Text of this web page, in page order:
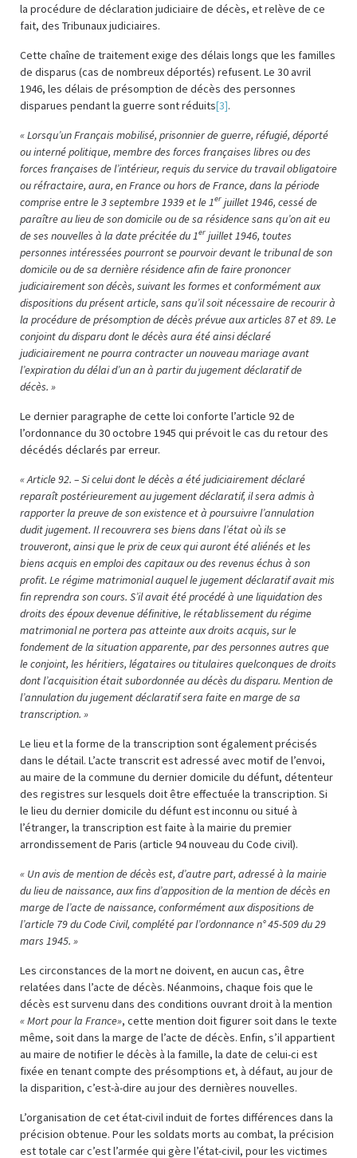
la procédure de déclaration judiciaire de décès, et relève de ce
fait, des Tribunaux judiciaires.
Cette chaîne de traitement exige des délais longs que les familles
de disparus (cas de nombreux déportés) refusent. Le 30 avril
1946, les délais de présomption de décès des personnes
disparues pendant la guerre sont réduits[3].
« Lorsqu’un Français mobilisé, prisonnier de guerre, réfugié, déporté
ou interné politique, membre des forces françaises libres ou des
forces françaises de l’intérieur, requis du service du travail obligatoire
ou réfractaire, aura, en France ou hors de France, dans la période
comprise entre le 3 septembre 1939 et le 1er juillet 1946, cessé de
paraître au lieu de son domicile ou de sa résidence sans qu’on ait eu
de ses nouvelles à la date précitée du 1er juillet 1946, toutes
personnes intéressées pourront se pourvoir devant le tribunal de son
domicile ou de sa dernière résidence afin de faire prononcer
judiciairement son décès, suivant les formes et conformément aux
dispositions du présent article, sans qu’il soit nécessaire de recourir à
la procédure de présomption de décès prévue aux articles 87 et 89. Le
conjoint du disparu dont le décès aura été ainsi déclaré
judiciairement ne pourra contracter un nouveau mariage avant
l’expiration du délai d’un an à partir du jugement déclaratif de
décès. »
Le dernier paragraphe de cette loi conforte l’article 92 de
l’ordonnance du 30 octobre 1945 qui prévoit le cas du retour des
décédés déclarés par erreur.
« Article 92. – Si celui dont le décès a été judiciairement déclaré
reparaît postérieurement au jugement déclaratif, il sera admis à
rapporter la preuve de son existence et à poursuivre l’annulation
dudit jugement. Il recouvrera ses biens dans l’état où ils se
trouveront, ainsi que le prix de ceux qui auront été aliénés et les
biens acquis en emploi des capitaux ou des revenus échus à son
profit. Le régime matrimonial auquel le jugement déclaratif avait mis
fin reprendra son cours. S’il avait été procédé à une liquidation des
droits des époux devenue définitive, le rétablissement du régime
matrimonial ne portera pas atteinte aux droits acquis, sur le
fondement de la situation apparente, par des personnes autres que
le conjoint, les héritiers, légataires ou titulaires quelconques de droits
dont l’acquisition était subordonnée au décès du disparu. Mention de
l’annulation du jugement déclaratif sera faite en marge de sa
transcription. »
Le lieu et la forme de la transcription sont également précisés
dans le détail. L’acte transcrit est adressé avec motif de l’envoi,
au maire de la commune du dernier domicile du défunt, détenteur
des registres sur lesquels doit être effectuée la transcription. Si
le lieu du dernier domicile du défunt est inconnu ou situé à
l’étranger, la transcription est faite à la mairie du premier
arrondissement de Paris (article 94 nouveau du Code civil).
« Un avis de mention de décès est, d’autre part, adressé à la mairie
du lieu de naissance, aux fins d’apposition de la mention de décès en
marge de l’acte de naissance, conformément aux dispositions de
l’article 79 du Code Civil, complété par l’ordonnance n° 45-509 du 29
mars 1945. »
Les circonstances de la mort ne doivent, en aucun cas, être
relatées dans l’acte de décès. Néanmoins, chaque fois que le
décès est survenu dans des conditions ouvrant droit à la mention
« Mort pour la France», cette mention doit figurer soit dans le texte
même, soit dans la marge de l’acte de décès. Enfin, s’il appartient
au maire de notifier le décès à la famille, la date de celui-ci est
fixée en tenant compte des présomptions et, à défaut, au jour de
la disparition, c’est-à-dire au jour des dernières nouvelles.
L’organisation de cet état-civil induit de fortes différences dans la
précision obtenue. Pour les soldats morts au combat, la précision
est totale car c’est l’armée qui gère l’état-civil, pour les victimes